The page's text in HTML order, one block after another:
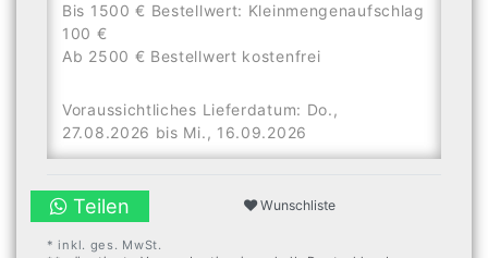
Bis 1500 € Bestellwert: Kleinmengenaufschlag
100 €
Ab 2500 € Bestellwert kostenfrei
Voraussichtliches Lieferdatum: Do.,
27.08.2026 bis Mi., 16.09.2026
Teilen Wunschliste
* inkl. ges. MwSt.